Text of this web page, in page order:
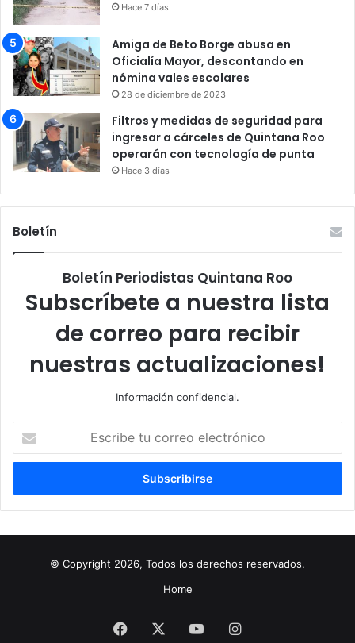
Hace 7 días
Amiga de Beto Borge abusa en
Oficialía Mayor, descontando en
nómina vales escolares
28 de diciembre de 2023
Filtros y medidas de seguridad para
ingresar a cárceles de Quintana Roo
operarán con tecnología de punta
Hace 3 días
Boletín
Boletín Periodistas Quintana Roo
Subscríbete a nuestra lista
de correo para recibir
nuestras actualizaciones!
Información confidencial.
correo
© Copyright 2026, Todos los derechos reservados.
Home
Facebook YouTubeInstagram